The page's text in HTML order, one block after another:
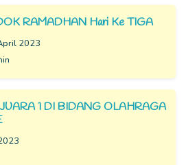
RAMADHAN Hari Ke TIGA
2023
1 DI BIDANG OLAHRAGA